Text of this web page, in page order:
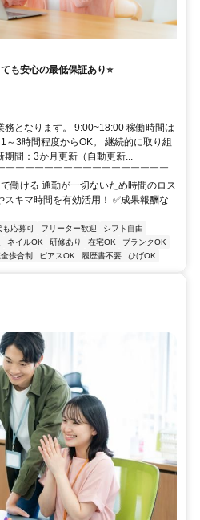
も安心の最低保証あり⭐
務となります。 9:00~18:00 稼働時間は
～3時間程度からOK。 継続的に取り組
期間：3か月更新（自動更新...
￣￣￣￣￣￣￣￣￣￣￣￣￣￣￣￣￣
働ける 通勤が一切ないため時間のロス
キマ時間を有効活用！ ✅成果報酬な
も応募可 フリーター歓迎
シフト自由
ネイルOK 研修あり 在宅OK
ブランクOK
歩合制 ピアスOK 履歴書不要 ひげOK